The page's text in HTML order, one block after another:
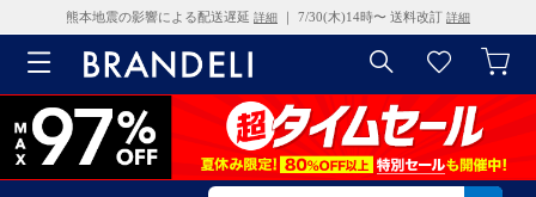
熊本地震の影響による配送遅延 詳細 ｜ 7/30(木)14時〜 送料改訂 詳細